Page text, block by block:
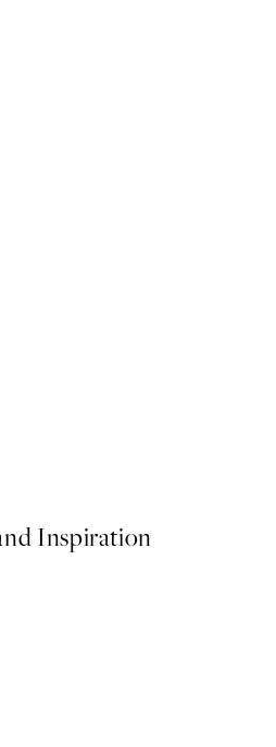
Inspiration